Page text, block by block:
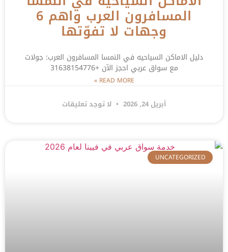
المسافرون العرب واهم 6
وجهات لا تفوّتها
دليل الاماكن السياحيه في النمسا المسافرون العرب: جولات
مع سواق عربي احجز الآن +31638154776
READ MORE »
أبريل 24, 2026 لا توجد تعليقات
UNCATEGORIZED